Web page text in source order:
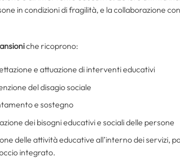
in condizioni di fragilità, e la collaborazione
che ricoprono:
e attuazione di interventi educativi
del disagio sociale
e sostegno
dei bisogni educativi e sociali delle persone
delle attività educative all’interno dei servizi,
integrato.